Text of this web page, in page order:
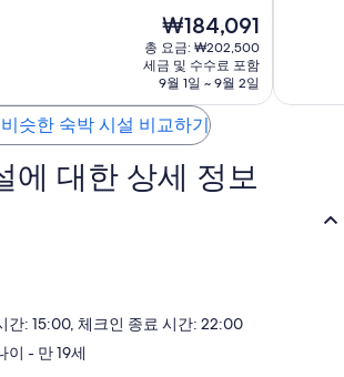
현
재
요
금
₩184,091
₩184,091
총 요금: ₩202,500
세금 및 수수료 포함
9월 1일 ~ 9월 2일
션
매
비슷한 숙박 시설 비교하기
에 대한 상세 정보
간: 15:00, 체크인 종료 시간: 22:00
이 - 만 19세